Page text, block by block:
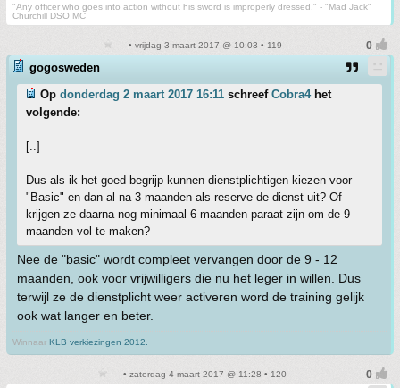
"Any officer who goes into action without his sword is improperly dressed." - "Mad Jack"
Churchill DSO MC
• vrijdag 3 maart 2017 @ 10:03 • 119
gogosweden
Op donderdag 2 maart 2017 16:11 schreef Cobra4het
volgende:
[..]
Dus als ik het goed begrijp kunnen dienstplichtigen kiezen voor
"Basic" en dan al na 3 maanden als reserve de dienst uit? Of
krijgen ze daarna nog minimaal 6 maanden paraat zijn om de 9
maanden vol te maken?
Nee de "basic" wordt compleet vervangen door de 9 - 12
maanden, ook voor vrijwilligers die nu het leger in willen. Dus
terwijl ze de dienstplicht weer activeren word de training gelijk
ook wat langer en beter.
Winnaar KLB verkiezingen 2012.
• zaterdag 4 maart 2017 @ 11:28 • 120